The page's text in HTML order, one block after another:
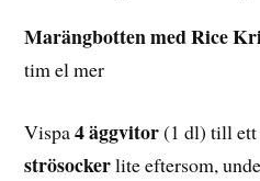
Marängbotten med Rice
tim el mer
Vispa4 äggvitor(1 dl) till
strösockerlite eftersom,